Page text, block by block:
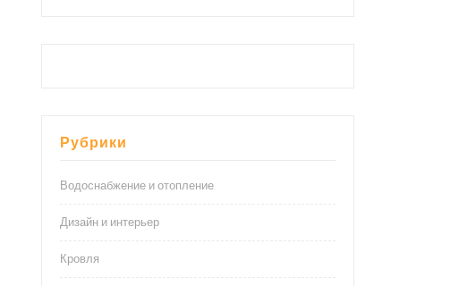
Рубрики
Водоснабжение и отопление
Дизайн и интерьер
Кровля